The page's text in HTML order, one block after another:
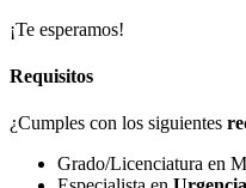
¡Te esperamos!
Requisitos
¿Cumples con los siguientes
Grado/Licenciatura en